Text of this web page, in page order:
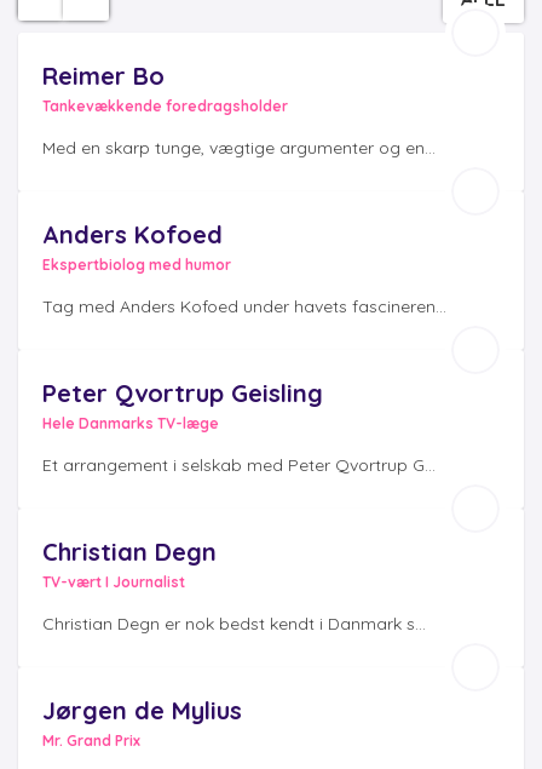
Reimer Bo
Tankevækkende foredragsholder
Med en skarp tunge, vægtige argumenter og en...
Anders Kofoed
Ekspertbiolog med humor
Tag med Anders Kofoed under havets fascineren...
Peter Qvortrup Geisling
Hele Danmarks TV-læge
Et arrangement i selskab med Peter Qvortrup G...
Christian Degn
TV-vært I Journalist
Christian Degn er nok bedst kendt i Danmark s...
Jørgen de Mylius
Mr. Grand Prix